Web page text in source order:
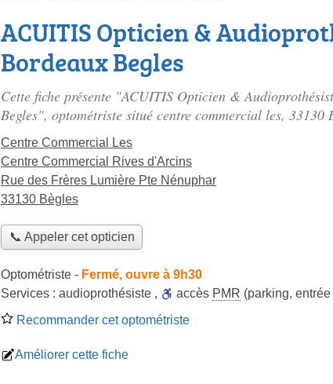
ACUITIS Opticien &
Bordeaux Begles
Cette fiche présente "ACUITIS Opticien &
Begles", optométriste situé centre commercial les, 33130
Centre Commercial Les
Centre Commercial Rives d'Arcins
Rue des Frères Lumière Pte Nénuphar
33130 Bègles
📞 Appeler cet opticien
Optométriste - Fermé, ouvre à 9h30
Services : audioprothésiste , accès PMR (parking,
Recommander cet optométriste
Améliorer cette fiche